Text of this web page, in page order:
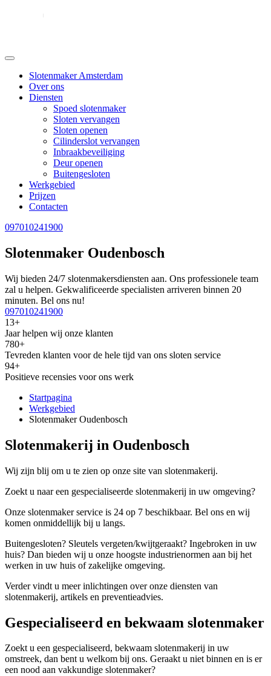
Slotenmaker Amsterdam
Over ons
Diensten
Spoed slotenmaker
Sloten vervangen
Sloten openen
Cilinderslot vervangen
Inbraakbeveiliging
Deur openen
Buitengesloten
Werkgebied
Prijzen
Contacten
097010241900
Slotenmaker Oudenbosch
Wij bieden 24/7 slotenmakersdiensten aan. Ons professionele team
zal u helpen. Gekwalificeerde specialisten arriveren binnen 20
minuten. Bel ons nu!
097010241900
13+
Jaar helpen wij onze klanten
780+
Tevreden klanten voor de hele tijd van ons sloten service
94+
Positieve recensies voor ons werk
Startpagina
Werkgebied
Slotenmaker Oudenbosch
Slotenmakerij in Oudenbosch
Wij zijn blij om u te zien op onze site van slotenmakerij.
Zoekt u naar een gespecialiseerde slotenmakerij in uw omgeving?
Onze slotenmaker service is 24 op 7 beschikbaar. Bel ons en wij
komen onmiddellijk bij u langs.
Buitengesloten? Sleutels vergeten/kwijtgeraakt? Ingebroken in uw
huis? Dan bieden wij u onze hoogste industrienormen aan bij het
werken in uw huis of zakelijke omgeving.
Verder vindt u meer inlichtingen over onze diensten van
slotenmakerij, artikels en preventieadvies.
Gespecialiseerd en bekwaam slotenmaker
Zoekt u een gespecialiseerd, bekwaam slotenmakerij in uw
omstreek, dan bent u welkom bij ons. Geraakt u niet binnen en is er
een nood aan vakkundige slotenmaker?